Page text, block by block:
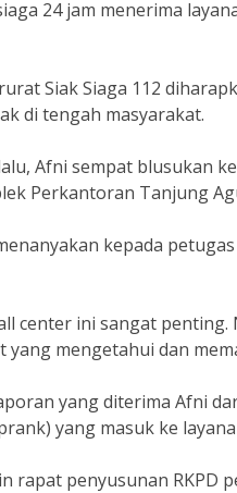
24 jam menerima
Siak Siaga 112
di tengah masyarakat.
Afni sempat blusukan
Perkantoran Tanjung
kepada
center ini sangat
yang mengetahui dan
yang diterima Afni
yang masuk ke
rapat penyusunan RKPD